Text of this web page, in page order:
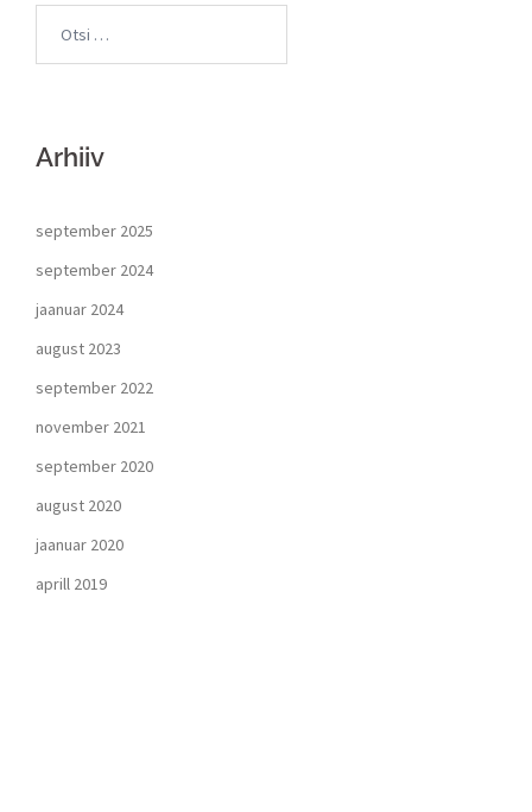
Arhiiv
september 2025
september 2024
jaanuar 2024
august 2023
september 2022
november 2021
september 2020
august 2020
jaanuar 2020
aprill 2019